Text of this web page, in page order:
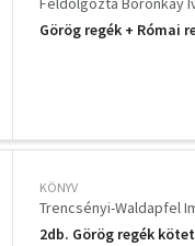
Görög regék + Római
KÖNYV
Trencsényi-Waldapfel
2db. Görög regék kötet